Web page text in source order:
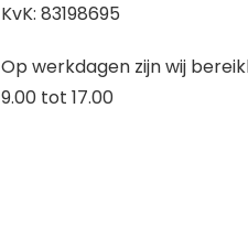
KvK: 83198695
Op werkdagen zijn wij
9.00 tot 17.00